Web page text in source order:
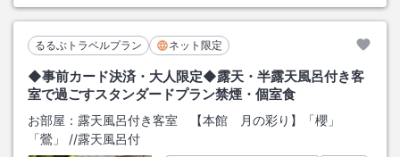
るるぶトラベルプラン ネット限定
◆事前カード決済・大人限定◆露天・半露天風呂付き客
室で過ごすスタンダードプラン禁煙・個室食
お部屋： 露天風呂付き客室 【本館 月の彩り】「櫻」
「鶯」
//露天風呂付